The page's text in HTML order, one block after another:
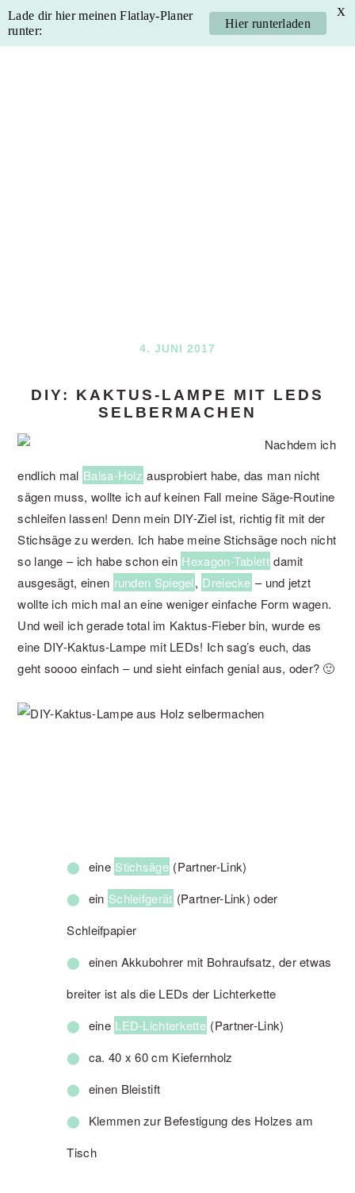
Skip
Skip
Skip
Skip
4. JUNI 2017
DIY: KAKTUS-LAMPE MIT LEDS
SELBERMACHEN
Nachdem ich
endlich mal Balsa-Holz ausprobiert habe, das man nicht
sägen muss, wollte ich auf keinen Fall meine Säge-Routine
schleifen lassen! Denn mein DIY-Ziel ist, richtig fit mit der
Stichsäge zu werden. Ich habe meine Stichsäge noch nicht
so lange – ich habe schon ein Hexagon-Tablett damit
ausgesägt, einen runden Spiegel, Dreiecke – und jetzt
wollte ich mich mal an eine weniger einfache Form wagen.
Und weil ich gerade total im Kaktus-Fieber bin, wurde es
eine DIY-Kaktus-Lampe mit LEDs! Ich sag’s euch, das
geht soooo einfach – und sieht einfach genial aus, oder? 🙂
eine Stichsäge (Partner-Link)
ein Schleifgerät (Partner-Link) oder
Schleifpapier
einen Akkubohrer mit Bohraufsatz, der etwas
breiter ist als die LEDs der Lichterkette
eine LED-Lichterkette (Partner-Link)
ca. 40 x 60 cm Kiefernholz
einen Bleistift
Klemmen zur Befestigung des Holzes am
Tisch
Lade dir hier meinen Flatlay-Planer
runter:
Hier runterladen
X